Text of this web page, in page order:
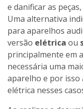
e danificar as
Uma alternativa
para aparelhos
versão elétrica ou
principalmente em
necessária uma
aparelho e por isso
elétrica nesses